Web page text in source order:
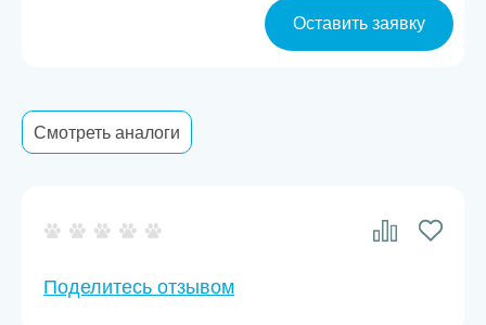
Оставить заявку
Смотреть аналоги
Поделитесь отзывом